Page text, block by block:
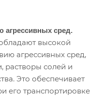
агрессивных сред.
высокой
агрессивных сред,
растворы солей и
Это обеспечивает
его транспортировке